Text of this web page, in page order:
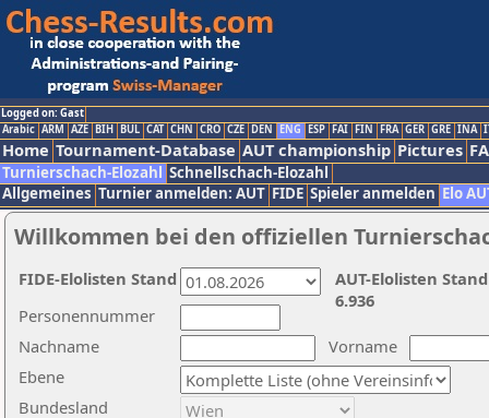
Logged on: Gast
Arabic ARM AZE BIH BUL CAT CHN CRO CZE DEN ENG ESP FAI FIN FRA GER GRE INA
Home Tournament-Database AUT championship Pictures
Turnierschach-Elozahl Schnellschach-Elozahl
Allgemeines Turnier anmelden: AUT FIDE Spieler anmelden Elo
Willkommen bei den offiziellen
Nachname
Vorname
Ebene
Personennummer
Bundesland
AUT-Elolisten
6.936
FIDE-Elolisten Stand